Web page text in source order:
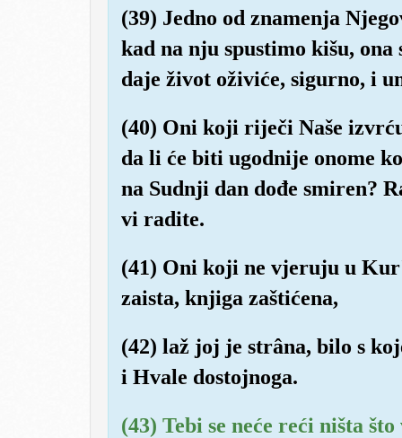
(39) Jedno od znamenja
kad na nju spustimo kišu,
daje život oživiće, sigurno, i
(40) Oni koji riječi Naše
da li će biti ugodnije onome
na Sudnji dan dođe smiren?
vi radite.
(41) Oni koji ne vjeruju u
zaista, knjiga zaštićena,
(42) laž joj je strâna, bilo s
i Hvale dostojnoga.
(43) Tebi se neće reći ništa